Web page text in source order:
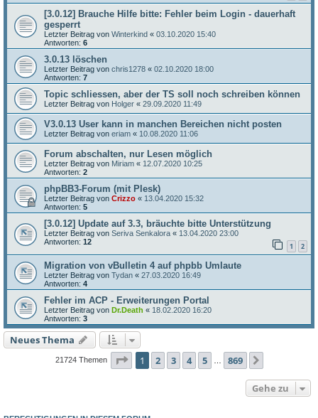
[3.0.12] Brauche Hilfe bitte: Fehler beim Login - dauerhaft
gesperrt
Letzter Beitrag von Winterkind « 03.10.2020 15:40
Antworten: 6
3.0.13 löschen
Letzter Beitrag von chris1278 « 02.10.2020 18:00
Antworten: 7
Topic schliessen, aber der TS soll noch schreiben können
Letzter Beitrag von Holger « 29.09.2020 11:49
V3.0.13 User kann in manchen Bereichen nicht posten
Letzter Beitrag von eriam « 10.08.2020 11:06
Forum abschalten, nur Lesen möglich
Letzter Beitrag von Miriam « 12.07.2020 10:25
Antworten: 2
phpBB3-Forum (mit Plesk)
Letzter Beitrag von Crizzo « 13.04.2020 15:32
Antworten: 5
[3.0.12] Update auf 3.3, bräuchte bitte Unterstützung
Letzter Beitrag von Seriva Senkalora « 13.04.2020 23:00
Antworten: 12 1 2
Migration von vBulletin 4 auf phpbb Umlaute
Letzter Beitrag von Tydan « 27.03.2020 16:49
Antworten: 4
Fehler im ACP - Erweiterungen Portal
Letzter Beitrag von Dr.Death « 18.02.2020 16:20
Antworten: 3
Neues Thema
21724 Themen Seite 1von 869
1 2 3 4 5 869
Gehe zu